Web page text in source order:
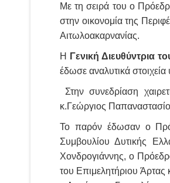
Με τη σειρά του ο
στην οικονομία της
Αιτωλοακαρνανίας.
Η Γενική Διευθύντρια
έδωσε αναλυτικά
Στην συνεδρίαση
κ.Γεώργιος
Το παρόν έδωσαν ο
Συμβουλίου Δυτικής
Χονδρογιάννης, ο
του Επιμελητήριου